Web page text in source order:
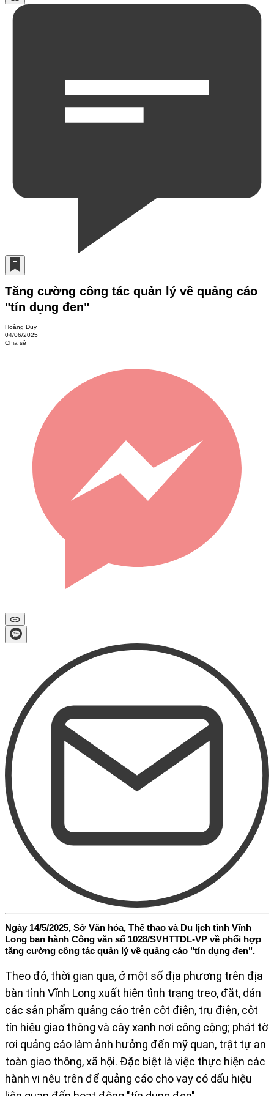
Tăng cường công tác quản lý về quảng cáo
"tín dụng đen"
Hoàng Duy
04/06/2025
Chia sẻ
Ngày 14/5/2025, Sở Văn hóa, Thể thao và Du lịch tỉnh Vĩnh
Long ban hành Công văn số 1028/SVHTTDL-VP về phối hợp
tăng cường công tác quản lý về quảng cáo "tín dụng đen".
Theo đó, thời gian qua, ở một số địa phương trên địa
bàn tỉnh Vĩnh Long xuất hiện tình trạng treo, đặt, dán
các sản phẩm quảng cáo trên cột điện, trụ điện, cột
tín hiệu giao thông và cây xanh nơi công cộng; phát tờ
rơi quảng cáo làm ảnh hưởng đến mỹ quan, trật tự an
toàn giao thông, xã hội. Đặc biệt là việc thực hiện các
hành vi nêu trên để quảng cáo cho vay có dấu hiệu